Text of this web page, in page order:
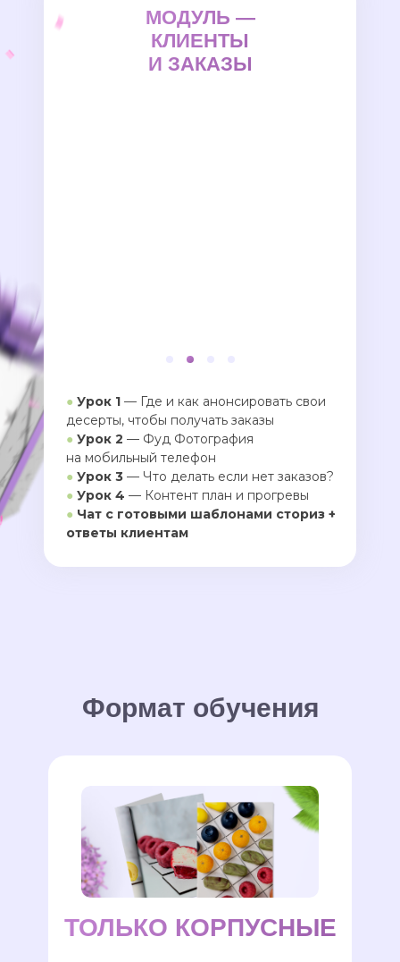
● Урок 1 — Где и как анонсировать свои
десерты, чтобы получать заказы
● Урок 2 — Фуд Фотография
на мобильный телефон
● Урок 3 — Что делать если нет заказов?
● Урок 4 — Контент план и прогревы
● Чат с готовыми шаблонами сториз +
ответы клиентам
МОДУЛЬ —
КЛИЕНТЫ
И ЗАКАЗЫ
Формат обучения
ТОЛЬКО КОРПУСНЫЕ